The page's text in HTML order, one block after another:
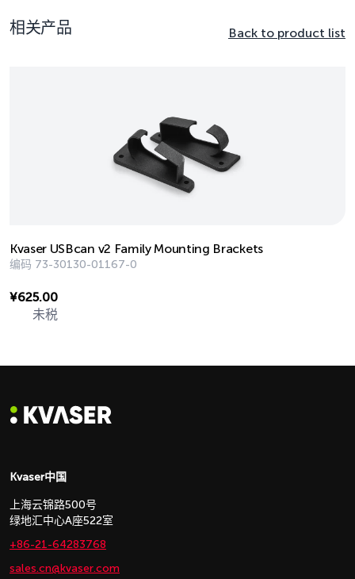
相关产品 Back to product list
Kvaser USBcan v2 Family Mounting Brackets
编码 73-30130-01167-0
¥625.00
未税
Kvaser中国
上海云锦路500号
绿地汇中心A座522室
+86-21-64283768
sales.cn@kvaser.com